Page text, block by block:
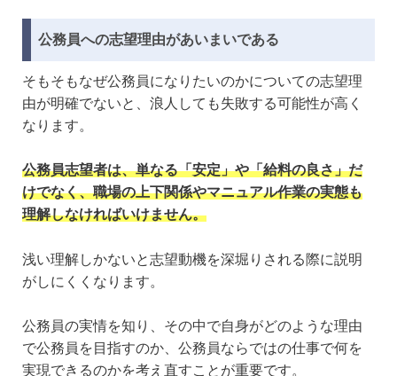
公務員への志望理由があいまいである
そもそもなぜ公務員になりたいのかについての志望理
由が明確でないと、浪人しても失敗する可能性が高く
なります。
公務員志望者は、単なる「安定」や「給料の良さ」だ
けでなく、職場の上下関係やマニュアル作業の実態も
理解しなければいけません。
浅い理解しかないと志望動機を深堀りされる際に説明
がしにくくなります。
公務員の実情を知り、その中で自身がどのような理由
で公務員を目指すのか、公務員ならではの仕事で何を
実現できるのかを考え直すことが重要です。